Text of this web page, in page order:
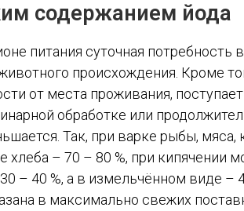
содержанием йода
питания суточная потребность
происхождения. Кроме
от места проживания,
обработке или
Так, при варке рыбы, мяса,
– 70 – 80 %, при кипячении
– 40 %, а в измельчённом виде –
в максимально свежих